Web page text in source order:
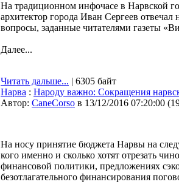
На традиционном инфочасе в Нарвской
архитектор города Иван Сергеев
вопросы, заданные читателями газеты
Далее...
Читать дальше... | 6305 байт
Нарва : Народу важно: Сокращения
Автор: CaneCorso в 13/12/2016 07:20:00 (
На носу принятие бюджета Нарвы на
кого именно и сколько хотят отрезать
финансовой политики, предложениях
безотлагательного финансирования